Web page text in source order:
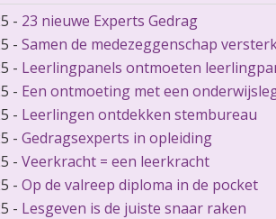
- 23 nieuwe Experts Gedrag
- Samen de medezeggenschap
- Leerlingpanels ontmoeten
- Een ontmoeting met een
- Leerlingen ontdekken stembureau
- Gedragsexperts in opleiding
- Veerkracht = een leerkracht
- Op de valreep diploma in de pocket
- Lesgeven is de juiste snaar raken